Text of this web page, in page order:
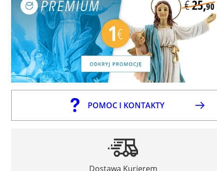
POMOC I KONTAKTY
Dostawa Kurierem